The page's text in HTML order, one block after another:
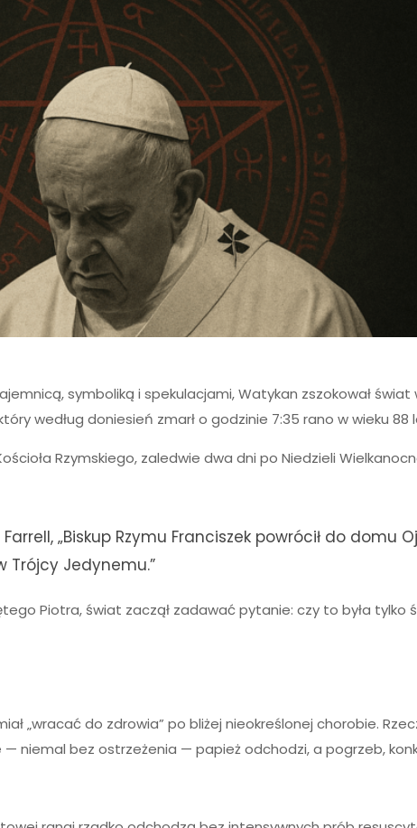
symboliką i spekulacjami, Watykan zszokował świat
według doniesień zmarł o godzinie 7:35 rano w wieku 88
Rzymskiego, zaledwie dwa dni po Niedzieli
„Biskup Rzymu Franciszek powrócił do domu
Trójcy Jedynemu.”
Piotra, świat zaczął zadawać pytanie: czy to była
„wracać do zdrowia” po bliżej nieokreślonej chorobie.
niemal bez ostrzeżenia — papież odchodzi, a pogrzeb,